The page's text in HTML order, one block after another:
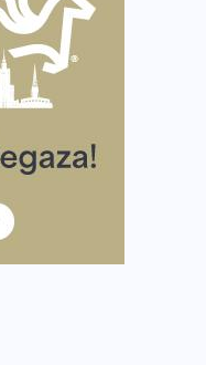
dla Bohaterów!
w bieganiu?
warto włączyć do
weekend z
Warszawskiego.